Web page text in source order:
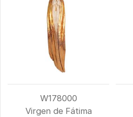
W178000
Virgen de Fátima